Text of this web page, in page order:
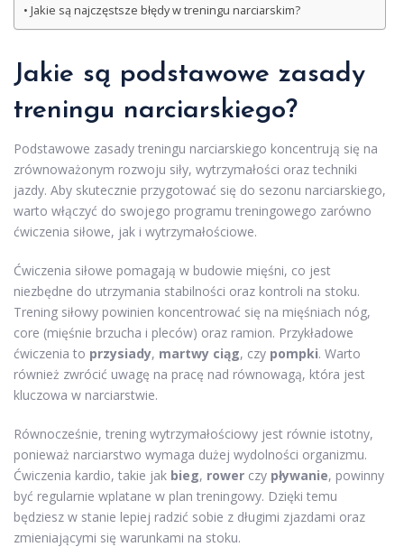
Jakie są najczęstsze błędy w treningu narciarskim?
Jakie są podstawowe zasady
treningu narciarskiego?
Podstawowe zasady treningu narciarskiego koncentrują się na
zrównoważonym rozwoju siły, wytrzymałości oraz techniki
jazdy. Aby skutecznie przygotować się do sezonu narciarskiego,
warto włączyć do swojego programu treningowego zarówno
ćwiczenia siłowe, jak i wytrzymałościowe.
Ćwiczenia siłowe pomagają w budowie mięśni, co jest
niezbędne do utrzymania stabilności oraz kontroli na stoku.
Trening siłowy powinien koncentrować się na mięśniach nóg,
core (mięśnie brzucha i pleców) oraz ramion. Przykładowe
ćwiczenia to przysiady, martwy ciąg, czy pompki. Warto
również zwrócić uwagę na pracę nad równowagą, która jest
kluczowa w narciarstwie.
Równocześnie, trening wytrzymałościowy jest równie istotny,
ponieważ narciarstwo wymaga dużej wydolności organizmu.
Ćwiczenia kardio, takie jak bieg, rower czy pływanie, powinny
być regularnie wplatane w plan treningowy. Dzięki temu
będziesz w stanie lepiej radzić sobie z długimi zjazdami oraz
zmieniającymi się warunkami na stoku.